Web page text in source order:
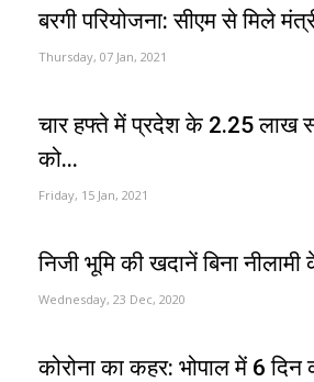
बरगी परियोजना: सीएम से मिले
Thursday, 07 Jan, 2021
चार हफ्ते में प्रदेश के 2.25 लाख
को...
Friday, 15 Jan, 2021
निजी भूमि की खदानें बिना
Wednesday, 23 Dec, 2020
कोरोना का कहर: भोपाल में 6 दिन